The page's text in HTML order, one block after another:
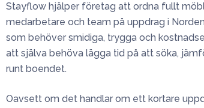
Stayflow hjälper företag att ordna fullt
medarbetare och team på uppdrag i
som behöver smidiga, trygga och
att själva behöva lägga tid på att söka,
runt boendet.
Oavsett om det handlar om ett kortare